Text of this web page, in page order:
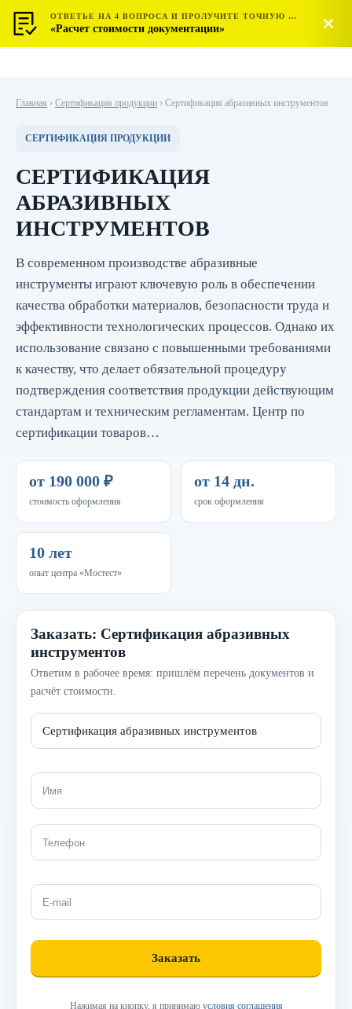
МОСТЕСТ
ЦЕНТР СЕРТИФИКАЦИИ
Главная › Сертификация продукции › Сертификация абразивных инструментов
СЕРТИФИКАЦИЯ ПРОДУКЦИИ
СЕРТИФИКАЦИЯ
АБРАЗИВНЫХ
ИНСТРУМЕНТОВ
В современном производстве абразивные
инструменты играют ключевую роль в обеспечении
качества обработки материалов, безопасности труда и
эффективности технологических процессов. Однако их
использование связано с повышенными требованиями
к качеству, что делает обязательной процедуру
подтверждения соответствия продукции действующим
стандартам и техническим регламентам. Центр по
сертификации товаров…
от 190 000 ₽
стоимость оформления
от 14 дн.
срок оформления
10 лет
опыт центра «Мостест»
Заказать: Сертификация абразивных
инструментов
Ответим в рабочее время: пришлём перечень документов и
расчёт стоимости.
Нажимая на кнопку, я принимаю условия соглашения
ОТВЕТЬЕ НА 4 ВОПРОСА И ПРОЛУЧИТЕ ТОЧНУЮ СТОИМОСТЬ
«Расчет стоимости документации»